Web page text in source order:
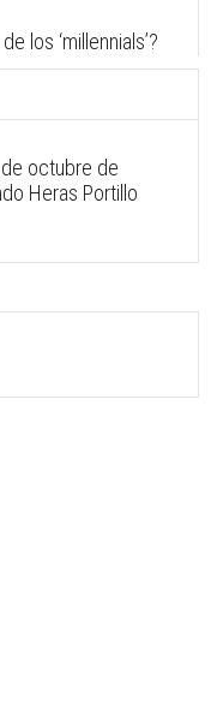
los ‘millennials’?
octubre de
Heras Portillo